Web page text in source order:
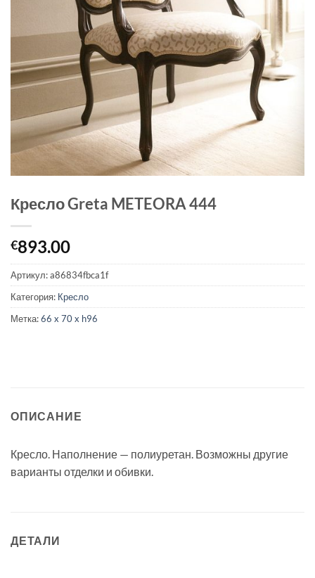
Кресло Greta METEORA 444
€893.00
Артикул:a86834fbca1f
Категория: Кресло
Метка:66 x 70 x h96
ОПИСАНИЕ
Кресло. Наполнение — полиуретан. Возможны другие
варианты отделки и обивки.
ДЕТАЛИ